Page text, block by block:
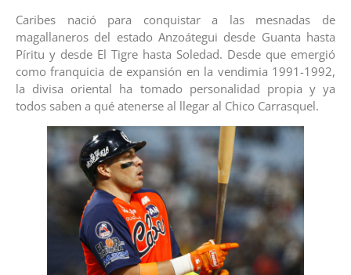
Caribes nació para conquistar a las mesnadas de
magallaneros del estado Anzoátegui desde Guanta hasta
Píritu y desde El Tigre hasta Soledad. Desde que emergió
como franquicia de expansión en la vendimia 1991-1992,
la divisa oriental ha tomado personalidad propia y ya
todos saben a qué atenerse al llegar al Chico Carrasquel.